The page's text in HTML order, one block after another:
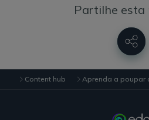
Algumas torneiras podem
um estudo
uma lavagem na
metade de água de uma
Além disto, o gasto de energia
menor.
Partilhe esta
Content hub Aprenda a poupar